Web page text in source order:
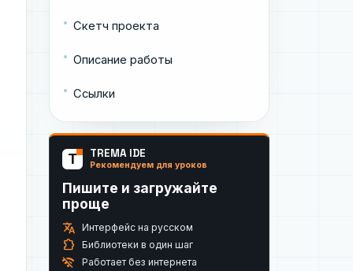
Скетч проекта
Описание работы
Ссылки
T TREMA IDE
Рекомендуем для уроков
Пишите и загружайте
проще
translate Интерфейс на русском
extension Библиотеки в один шаг
wifi_off Работает без интернета